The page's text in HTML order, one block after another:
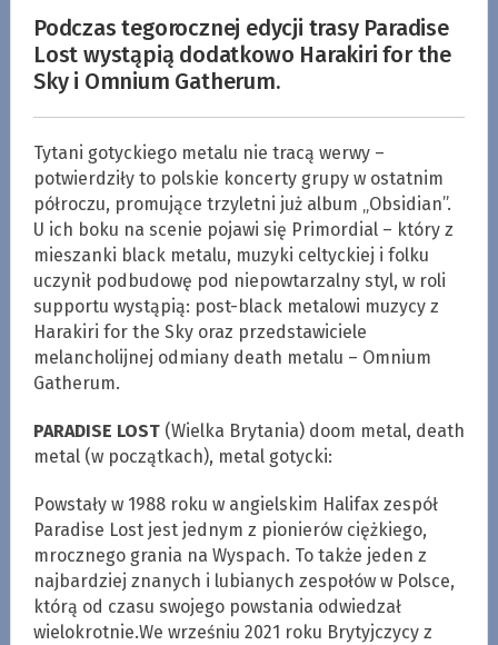
Podczas tegorocznej edycji trasy Paradise
Lost wystąpią dodatkowo Harakiri for the
Sky i Omnium Gatherum.
Tytani gotyckiego metalu nie tracą werwy –
potwierdziły to polskie koncerty grupy w ostatnim
półroczu, promujące trzyletni już album „Obsidian”.
U ich boku na scenie pojawi się Primordial – który z
mieszanki black metalu, muzyki celtyckiej i folku
uczynił podbudowę pod niepowtarzalny styl, w roli
supportu wystąpią: post-black metalowi muzycy z
Harakiri for the Sky oraz przedstawiciele
melancholijnej odmiany death metalu – Omnium
Gatherum.
PARADISE LOST(Wielka Brytania) doom metal, death
metal (w początkach), metal gotycki:
Powstały w 1988 roku w angielskim Halifax zespół
Paradise Lost jest jednym z pionierów ciężkiego,
mrocznego grania na Wyspach. To także jeden z
najbardziej znanych i lubianych zespołów w Polsce,
którą od czasu swojego powstania odwiedzał
wielokrotnie.We wrześniu 2021 roku Brytyjczycy z